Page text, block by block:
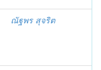
ณัฐพร สุจริต